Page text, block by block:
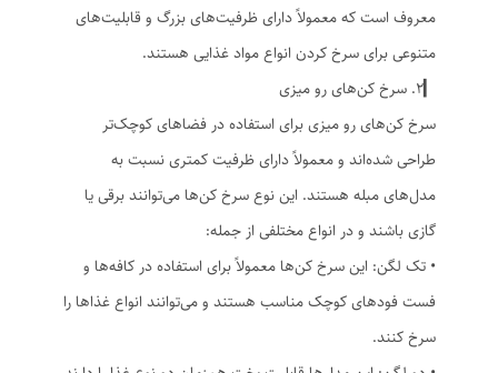
معروف است که معمولاً دارای ظرفیت‌های بزرگ و قابلیت‌های
متنوعی برای سرخ کردن انواع مواد غذایی هستند.
سرخ کن‌های رو میزی برای استفاده در فضاهای کوچک‌تر
طراحی شده‌اند و معمولاً دارای ظرفیت کمتری نسبت به
مدل‌های مبله هستند. این نوع سرخ کن‌ها می‌توانند برقی یا
گازی باشند و در انواع مختلفی از جمله:
• تک لگن: این سرخ کن‌ها معمولاً برای استفاده در کافه‌ها و
فست فودهای کوچک مناسب هستند و می‌توانند انواع غذاها را
سرخ کنند.